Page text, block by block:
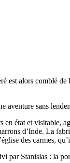
est alors comblé
aventure sans
état et visitable,
d’Inde. La
des carmes,
par Stanislas : la